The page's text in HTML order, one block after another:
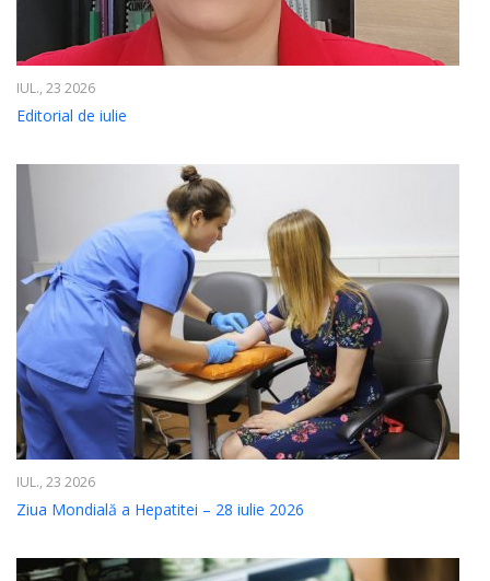
IUL., 23 2026
Editorial de iulie
IUL., 23 2026
Ziua Mondială a Hepatitei – 28 iulie 2026